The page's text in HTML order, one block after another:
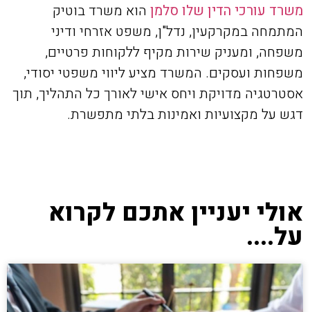
משרד עורכי הדין שלו סלמן הוא משרד בוטיק
המתמחה במקרקעין, נדל"ן, משפט אזרחי ודיני
משפחה, ומעניק שירות מקיף ללקוחות פרטיים,
משפחות ועסקים. המשרד מציע ליווי משפטי יסודי,
אסטרטגיה מדויקת ויחס אישי לאורך כל התהליך, תוך
דגש על מקצועיות ואמינות בלתי מתפשרת.
אולי יעניין אתכם לקרוא
על....